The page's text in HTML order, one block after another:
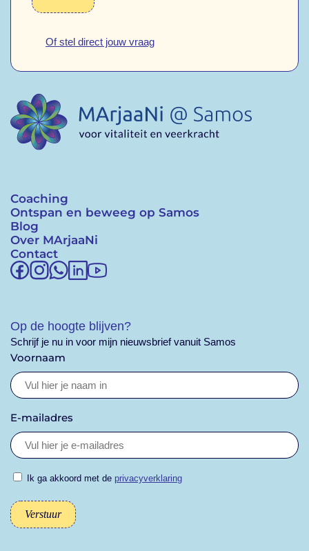
Coaching
Ontspan en beweeg op Samos
Blog
Over MArjaaNi
Contact
Op de hoogte blijven?
Schrijf je nu in voor mijn nieuwsbrief vanuit Samos
Voornaam
E-mailadres
Ik ga akkoord met de privacyverklaring
Verstuur
Of stel direct jouw vraag